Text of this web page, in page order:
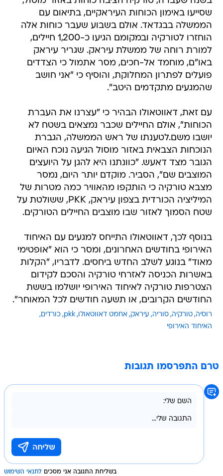
שסייעו באימון הכוחות העיראקיים, בתיאום עם
הממשלה בבגדאד. אולם בשבוע שעבר כוחות אלה
הוחזרו לטורקיה ובמקומם הגיעו כ-1,200 חיילים,
למורת רוחה של ממשלת עיראק. שגריר עיראק
באו"ם, מוחמד אל-חכים, מסר אתמול כי הצדדים
פועלים לפתרון המחלוקת, והוסיף כי "אני חושב
שהמגעים מתקדמים היטב".
עם זאת, דאווטאולו הבהיר כי "עצרנו את העברת
הכוחות", אולם החיילים שכבר נמצאים בשטח לא
יושבו משם.לטענתו של ראש הממשלה, הגברת
הנוכחות הצבאית באזור מוסול הגיעה נוכח האיום
הגובר מצד דאעש. "כוונתנו היא להגן על היועצים
המוצבים שם", הסביר. מוקדם יותר היום, נמסר
מצבא טורקיה כי הותקפו מהאוויר כמה מטרות של
המיליציה הכורדית בצפון עיראק, PKK, ששולטת על
שטח הסמוך לאזור שבו מוצבים החיילים הטורקים.
בנוסף לכך, דאווטאולו התייחס למגעים עם האיחוד
האירופי בחודשים האחרונים, ומסר כי הוא "אופטימי
מאוד" בנוגע לשלב החדש ביחסים. לדבריו, "הקלות
באשרות הכניסה לאזרחי טורקיה והסכם לקידום
הצטרפות טורקיה לאיחוד האירופי יושלמו בששת
החודשים הקרובים, או תשעה חודשים לכל המאוחר".
רוסיה טורקיה סוריה עיראק אחמט דאווטאולו pkk כורדים
האיחוד האירופי
טרם התפרסמו תגובות
בשליחת התגובה אני מסכים לתנאי השימוש